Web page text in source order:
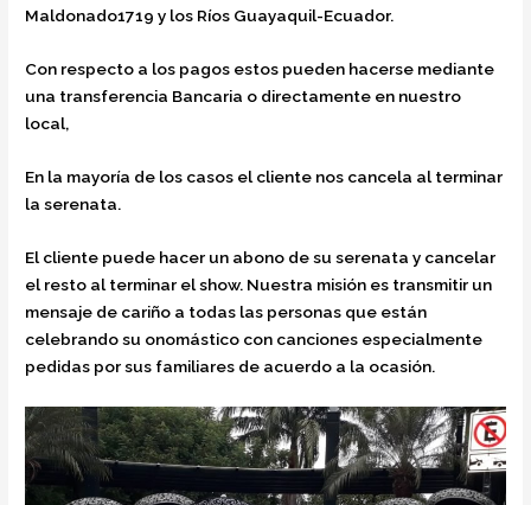
Maldonado1719 y los Ríos Guayaquil-Ecuador.
Con respecto a los pagos estos pueden hacerse mediante
una transferencia Bancaria o directamente en nuestro
local,
En la mayoría de los casos el cliente nos cancela al terminar
la serenata.
El cliente puede hacer un abono de su serenata y cancelar
el resto al terminar el show. Nuestra misión es transmitir un
mensaje de cariño a todas las personas que están
celebrando su onomástico con canciones especialmente
pedidas por sus familiares de acuerdo a la ocasión.